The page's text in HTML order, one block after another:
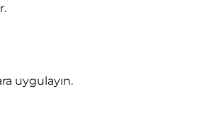
uygulayın.